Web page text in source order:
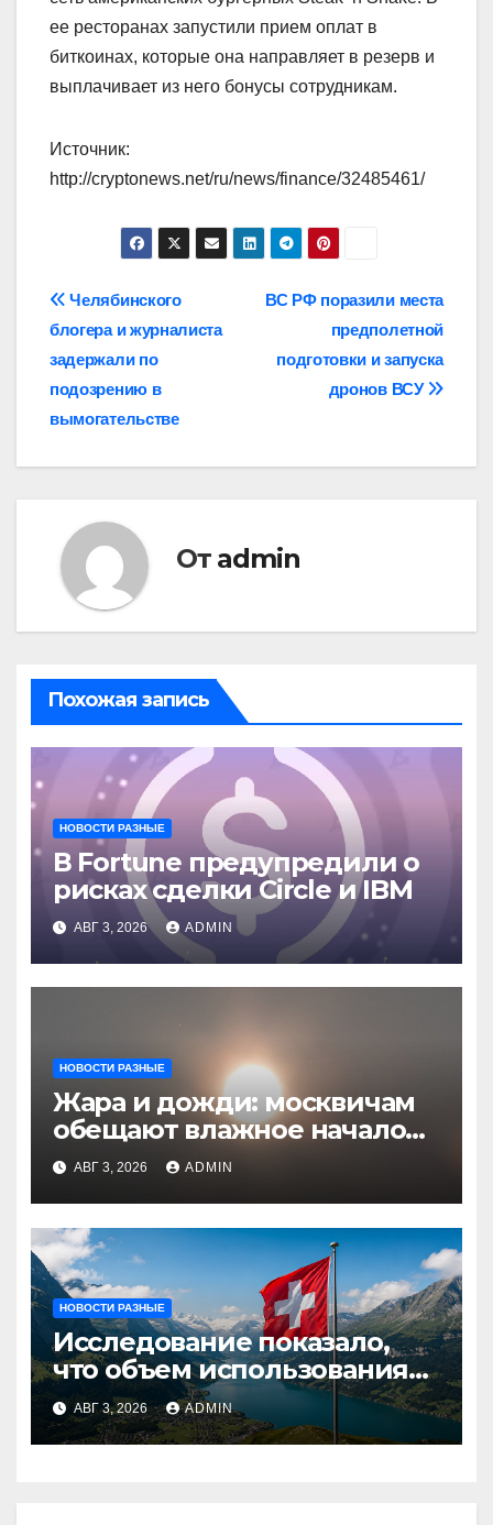
ее ресторанах запустили прием оплат в
биткоинах, которые она направляет в резерв и
выплачивает из него бонусы сотрудникам.
Источник:
http://cryptonews.net/ru/news/finance/32485461/
Навигация
по
записям
ВС РФ поразили места
предполетной
подготовки и запуска
дронов ВСУ
Челябинского
блогера и журналиста
задержали по
подозрению в
вымогательстве
От admin
Похожая запись
НОВОСТИ РАЗНЫЕ
В Fortune предупредили о
рисках сделки Circle и IBM
АВГ 3, 2026 ADMIN
НОВОСТИ РАЗНЫЕ
Жара и дожди: москвичам
обещают влажное начало
августа
АВГ 3, 2026 ADMIN
НОВОСТИ РАЗНЫЕ
Исследование показало,
что объем использования
криптовалют в Швейцарии
в два раза превышает
аналогичный показатель в
АВГ 3, 2026 ADMIN